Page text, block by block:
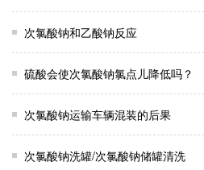
次氯酸钠和乙酸钠反应
硫酸会使次氯酸钠氯点儿降低吗？
次氯酸钠运输车辆混装的后果
次氯酸钠洗罐/次氯酸钠储罐清洗